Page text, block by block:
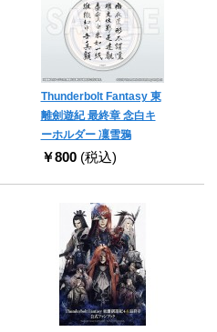
Thunderbolt Fantasy 東
離劍遊紀 最終章 念白キ
ーホルダー 凜雪鴉
￥800 (税込)